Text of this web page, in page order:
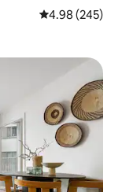
平均评分 4.98
4.98 (245)